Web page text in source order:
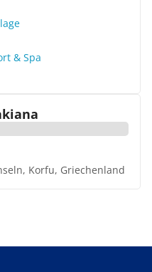
& Spa
Korfu, Griechenland